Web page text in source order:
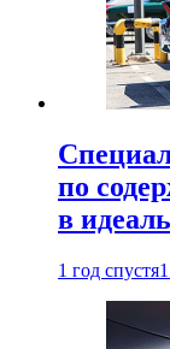
по
в
1 год спустя